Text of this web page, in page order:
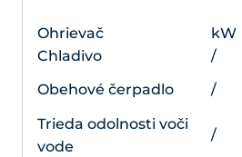
Ohrievač
kW
Chladivo
/
Obehové čerpadlo
/
Trieda odolnosti voči
vode
/